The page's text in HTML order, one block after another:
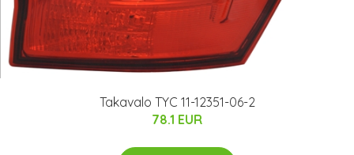
Takavalo TYC 11-12351-06-2
78.1 EUR